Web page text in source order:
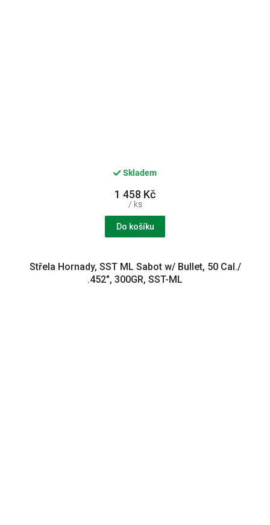
Skladem
1 458 Kč
/ ks
Do košíku
Střela Hornady, SST ML Sabot w/ Bullet, 50 Cal./
.452", 300GR, SST-ML